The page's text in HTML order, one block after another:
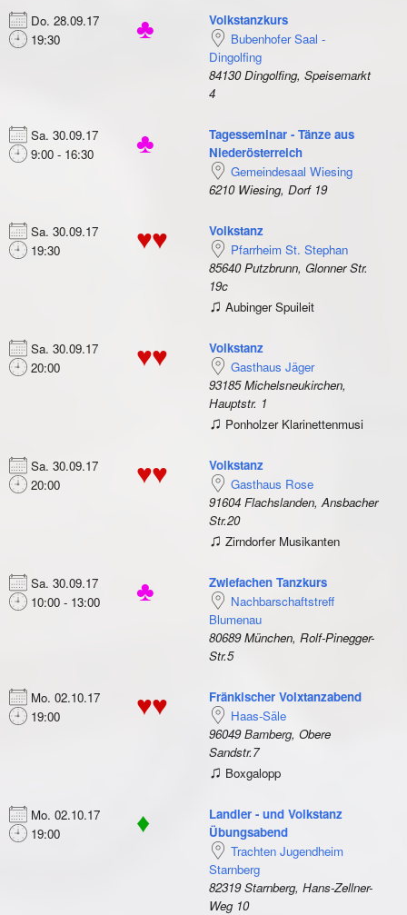
Do. 28.09.17
19:30
♣
Volkstanzkurs
Bubenhofer Saal -
Dingolfing
84130 Dingolfing, Speisemarkt
4
Sa. 30.09.17
9:00 - 16:30
♣
Tagesseminar - Tänze aus
Niederösterreich
Gemeindesaal Wiesing
6210 Wiesing, Dorf 19
Sa. 30.09.17
19:30
♥♥
Volkstanz
Pfarrheim St. Stephan
85640 Putzbrunn, Glonner Str.
19c
♫ Aubinger Spuileit
Sa. 30.09.17
20:00
♥♥
Volkstanz
Gasthaus Jäger
93185 Michelsneukirchen,
Hauptstr. 1
♫ Ponholzer Klarinettenmusi
Sa. 30.09.17
20:00
♥♥
Volkstanz
Gasthaus Rose
91604 Flachslanden, Ansbacher
Str.20
♫ Zirndorfer Musikanten
Sa. 30.09.17
10:00 - 13:00
♣
Zwiefachen Tanzkurs
Nachbarschaftstreff
Blumenau
80689 München, Rolf-Pinegger-
Str.5
Mo. 02.10.17
19:00
♥♥
Fränkischer Volxtanzabend
Haas-Säle
96049 Bamberg, Obere
Sandstr.7
♫ Boxgalopp
Mo. 02.10.17
19:00
♦
Landler - und Volkstanz
Übungsabend
Trachten Jugendheim
Starnberg
82319 Starnberg, Hans-Zellner-
Weg 10